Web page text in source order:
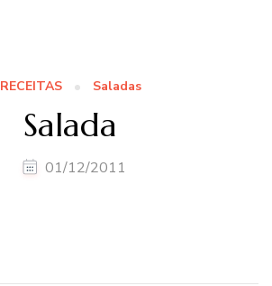
RECEITAS Saladas
Salada
01/12/2011